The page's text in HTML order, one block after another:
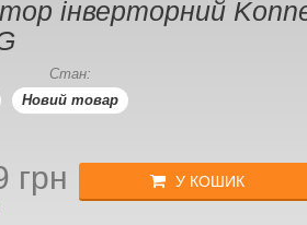
інверторний
Стан:
Новий товар
грн У КОШИК